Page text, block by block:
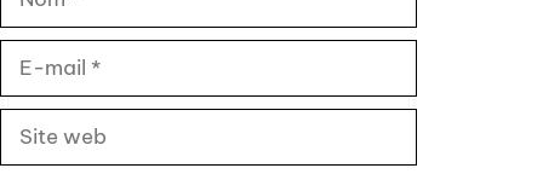
mail
Site
web